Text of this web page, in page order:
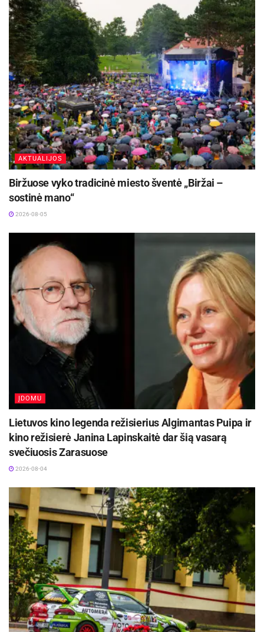
AKTUALIJOS
Biržuose vyko tradicinė miesto šventė „Biržai –
sostinė mano“
2026-08-05
ĮDOMU
Lietuvos kino legenda režisierius Algimantas Puipa ir
kino režisierė Janina Lapinskaitė dar šią vasarą
svečiuosis Zarasuose
2026-08-04